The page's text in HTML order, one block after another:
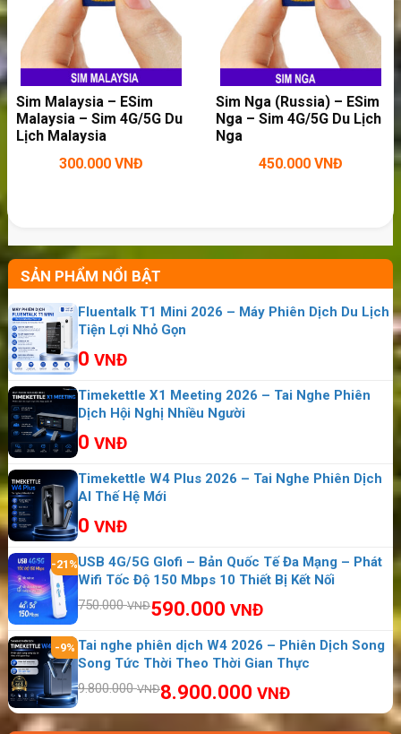
Mua sim 4G/5G du lịch Mongolia thuận tiện
tại Sahaha
Sim du lịch Mongolia là gì?
Sim du lịch Mongolia
để vào mạng, không hỗ trợ nghe gọi. Nếu , bạn
sẽ không cần phải đăng ký thông tin mà hoàn
toàn có thể lắp vào cục phát wifi, máy tính
bảng, điện thoại… khi du lịch và công tác tại
Mongolia.
Sim Malaysia – ESim
Malaysia – Sim 4G/5G Du
Lịch Malaysia
300.000 VNĐ
Sim Nga (Russia) – ESim
Nga – Sim 4G/5G Du Lịch
Nga
450.000 VNĐ
SẢN PHẨM NỔI BẬT
Fluentalk T1 Mini 2026 – Máy Phiên Dịch Du Lịch
Tiện Lợi Nhỏ Gọn
0 VNĐ
Timekettle X1 Meeting 2026 – Tai Nghe Phiên
Dịch Hội Nghị Nhiều Người
0 VNĐ
Timekettle W4 Plus 2026 – Tai Nghe Phiên Dịch
AI Thế Hệ Mới
0 VNĐ
-21%USB 4G/5G Glofi – Bản Quốc Tế Đa Mạng – Phát
Wifi Tốc Độ 150 Mbps 10 Thiết Bị Kết Nối
750.000VNĐ590.000 VNĐ
-9% Tai nghe phiên dịch W4 2026 – Phiên Dịch Song
Song Tức Thời Theo Thời Gian Thực
9.800.000VNĐ8.900.000 VNĐ